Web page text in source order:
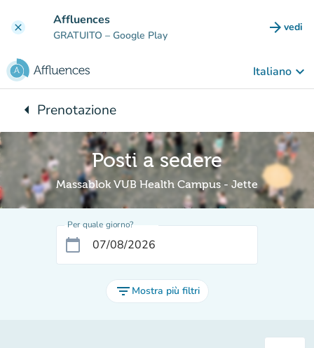
clear Affluences
GRATUITO – Google Play arrow_forward vedi
Italiano keyboard_arrow_down
arrow_leftTorna a:
Prenotazione
Posti a sedere
Massablok VUB Health Campus - Jette
Per quale giorno?
calendar_today
filter_list Mostra più filtri